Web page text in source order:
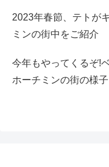
2023年春節、テトが
ミンの街中をご紹介
今年もやってくるぞ!
ホーチミンの街の様